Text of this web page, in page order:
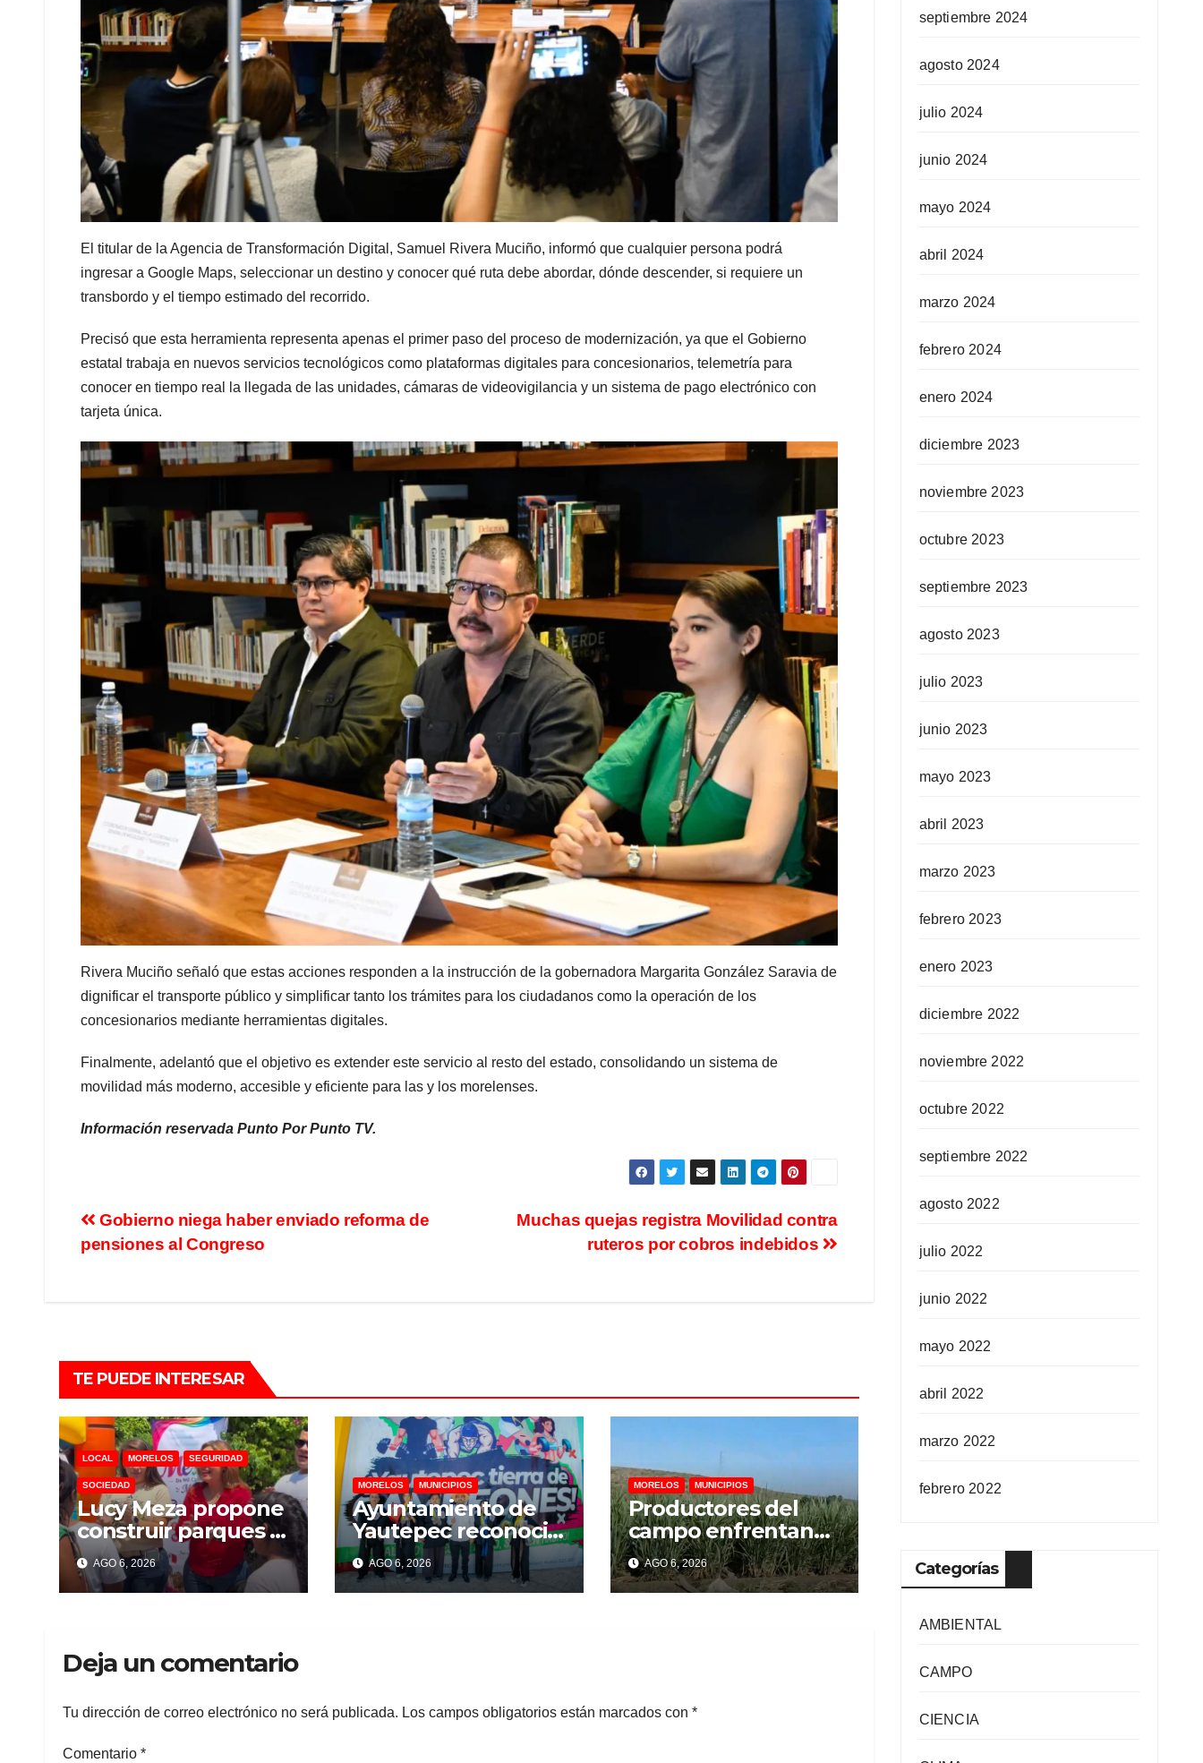
El titular de la Agencia de Transformación Digital, Samuel Rivera Muciño, informó que cualquier persona podrá
ingresar a Google Maps, seleccionar un destino y conocer qué ruta debe abordar, dónde descender, si requiere un
transbordo y el tiempo estimado del recorrido.
Precisó que esta herramienta representa apenas el primer paso del proceso de modernización, ya que el Gobierno
estatal trabaja en nuevos servicios tecnológicos como plataformas digitales para concesionarios, telemetría para
conocer en tiempo real la llegada de las unidades, cámaras de videovigilancia y un sistema de pago electrónico con
tarjeta única.
Rivera Muciño señaló que estas acciones responden a la instrucción de la gobernadora Margarita González Saravia de
dignificar el transporte público y simplificar tanto los trámites para los ciudadanos como la operación de los
concesionarios mediante herramientas digitales.
Finalmente, adelantó que el objetivo es extender este servicio al resto del estado, consolidando un sistema de
movilidad más moderno, accesible y eficiente para las y los morelenses.
Información reservada Punto Por Punto TV.
Muchas quejas registra Movilidad contra
ruteros por cobros indebidos
Gobierno niega haber enviado reforma de
pensiones al Congreso
TE PUEDE INTERESAR
LOCAL MORELOS SEGURIDAD
SOCIEDAD
Lucy Meza propone
construir parques y
centros deportivos
para prevenir
violencia y
AGO 6, 2026
MORELOS MUNICIPIOS
Ayuntamiento de
Yautepec reconoció
a jóvenes
campeones de Lima
Lama rumbo a
AGO 6, 2026
MORELOS MUNICIPIOS
Productores del
campo enfrentan
crisis por falta de
financiamiento,
advierte
AGO 6, 2026
Deja un comentario
Tu dirección de correo electrónico no será publicada. Los campos obligatorios están marcados con *
Comentario *
septiembre 2024
agosto 2024
julio 2024
junio 2024
mayo 2024
abril 2024
marzo 2024
febrero 2024
enero 2024
diciembre 2023
noviembre 2023
octubre 2023
septiembre 2023
agosto 2023
julio 2023
junio 2023
mayo 2023
abril 2023
marzo 2023
febrero 2023
enero 2023
diciembre 2022
noviembre 2022
octubre 2022
septiembre 2022
agosto 2022
julio 2022
junio 2022
mayo 2022
abril 2022
marzo 2022
febrero 2022
Categorías
AMBIENTAL
CAMPO
CIENCIA